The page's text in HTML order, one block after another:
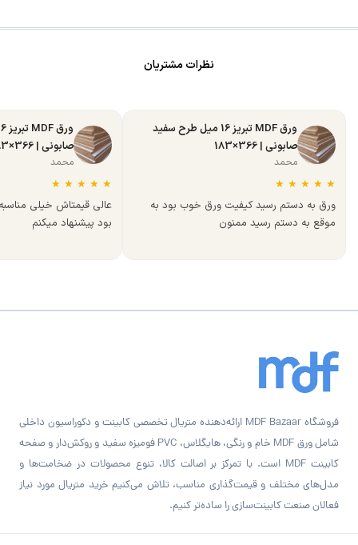
نظرات مشتریان
ورق MDF تبریز 16 میل طرح سفید
صابونی | 366×183
محمد
★
★
★
★
★
ورق به دستم رسید کیفیت ورق خوب بود به
موقع به دستم رسید ممنون
صابونی | 366×183
محمد
★
★
★
★
★
عالی قیمتاش خیلی
بود پیشنهاد میکنم
فروشگاه MDF Bazaar ارائه‌دهنده متریال تخصصی کابینت و دکوراسیون داخلی
شامل ورق MDF خام و رنگی، هایگلاس، PVC فومیزه سفید و روکش‌دار و صفحه
کابینت MDF است. با تمرکز بر اصالت کالا، تنوع محصولات در ضخامت‌ها و
مدل‌های مختلف و قیمت‌گذاری مناسب، تلاش می‌کنیم خرید متریال مورد نیاز
فعالان صنعت کابینت‌سازی را ساده‌تر کنیم.